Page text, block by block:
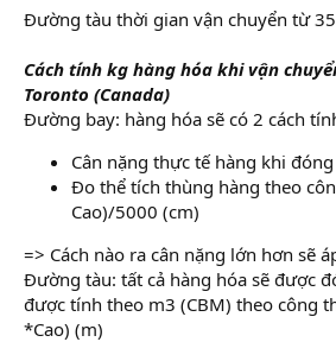
Đường tàu thời gian vận chuyển từ
Cách tính kg hàng hóa khi vận
Toronto (Canada)
Đường bay: hàng hóa sẽ có 2 cách
Cân nặng thực tế hàng khi
Đo thể tích thùng hàng theo
Cao)/5000 (cm)
=> Cách nào ra cân nặng lớn hơn sẽ
Đường tàu: tất cả hàng hóa sẽ được
được tính theo m3 (CBM) theo công
*Cao) (m)